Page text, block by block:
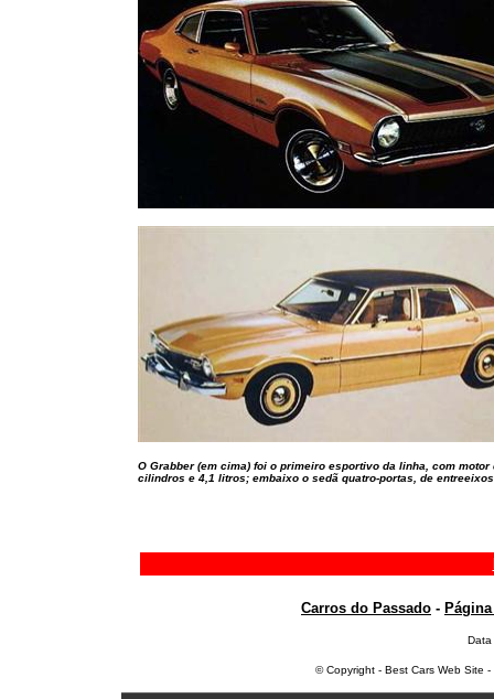
O Grabber (em cima) foi o primeiro esportivo da linha, com motor
cilindros e 4,1 litros; embaixo o sedã quatro-portas, de
Carros do Passado -
© Copyright - Best Cars Web Site